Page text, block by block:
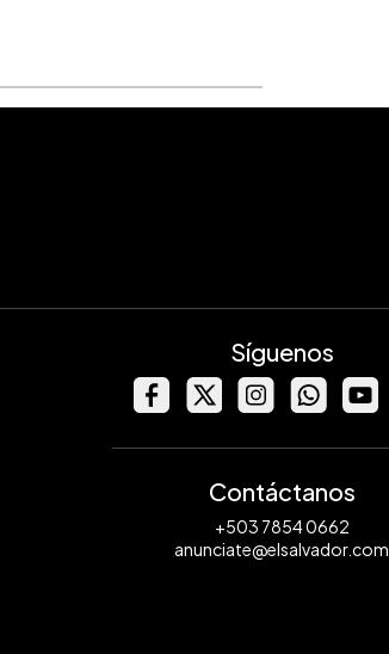
Síguenos
Contáctanos
+503 7854 0662
anunciate@elsalvador.com